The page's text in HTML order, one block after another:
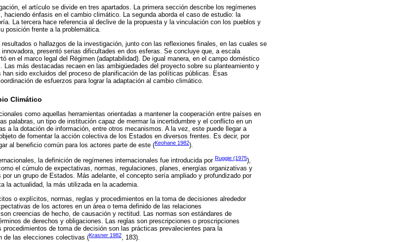
el artículo se divide en tres apartados. La primera sección describe los regímenes
haciendo énfasis en el cambio climático. La segunda aborda el caso de estudio: la
La tercera hace referencia al declive de la propuesta y la vinculación con los pueblos y
posición frente a la problemática.
o hallazgos de la investigación, junto con las reflexiones finales, en las cuales se
presentó serias dificultades en dos esferas. Se concluye que, a escala
en el marco legal del Régimen (adaptabilidad). De igual manera, en el campo doméstico
Las más destacadas recaen en las ambigüedades del proyecto sobre su planteamiento y
sido excluidos del proceso de planificación de las políticas públicas. Esas
de esfuerzos para lograr la adaptación al cambio climático.
Climático
como aquellas herramientas orientadas a mantener la cooperación entre países en
palabras, un tipo de institución capaz de mermar la incertidumbre y el conflicto en un
a la dotación de información, entre otros mecanismos. A la vez, este puede llegar a
de fomentar la acción colectiva de los Estados en diversos frentes. Es decir, por
al beneficio común para los actores parte de este (Keohane 1982).
la definición de regímenes internacionales fue introducida por Ruggie (1975),
el cúmulo de expectativas, normas, regulaciones, planes, energías organizativas y
un grupo de Estados. Más adelante, el concepto sería ampliado y profundizado por
la actualidad, la más utilizada en la academia.
o explícitos, normas, reglas y procedimientos en la toma de decisiones alrededor
de los actores en un área o tema definido de las relaciones
creencias de hecho, de causación y rectitud. Las normas son estándares de
de derechos y obligaciones. Las reglas son prescripciones o proscripciones
de toma de decisión son las prácticas prevalecientes para la
de las elecciones colectivas (Krasner 1982, 183).